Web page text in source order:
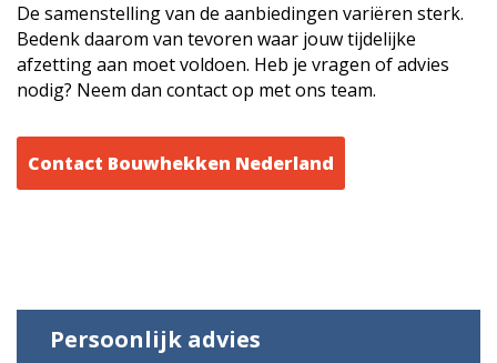
De samenstelling van de aanbiedingen variëren sterk.
Bedenk daarom van tevoren waar jouw tijdelijke
afzetting aan moet voldoen. Heb je vragen of advies
nodig? Neem dan contact op met ons team.
Contact Bouwhekken Nederland
Persoonlijk advies